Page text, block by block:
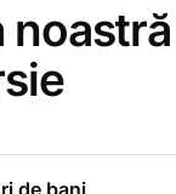
noastră